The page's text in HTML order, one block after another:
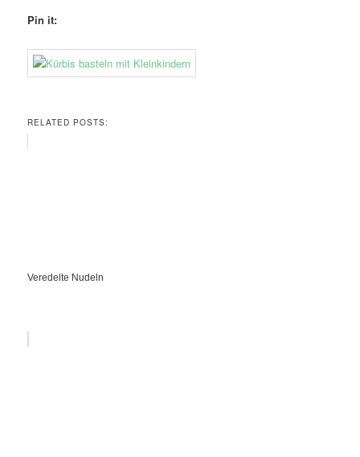
Pin it:
RELATED POSTS:
Veredelte Nudeln